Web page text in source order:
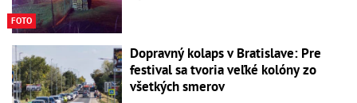
FOTO
Dopravný kolaps v Bratislave: Pre
festival sa tvoria veľké kolóny zo
všetkých smerov